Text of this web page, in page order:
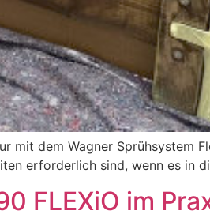
mit dem Wagner Sprühsystem
erforderlich sind, wenn es in
FLEXiO im